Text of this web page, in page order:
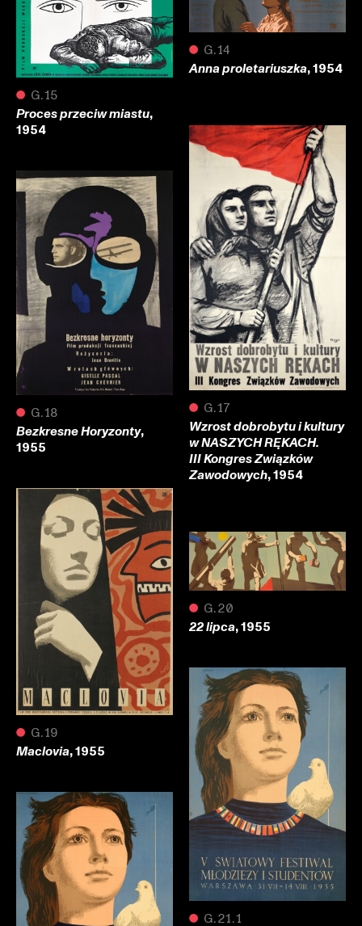
● G.14
Anna proletariuszka, 1954
● G.15
Proces przeciw miastu,
1954
● G.17
Wzrost dobrobytu i kultury
w NASZYCH RĘKACH.
III Kongres Związków
Zawodowych, 1954
● G.18
Bezkresne Horyzonty,
1955
● G.19
Maclovia, 1955
● G.20
22 lipca, 1955
● G.21.1